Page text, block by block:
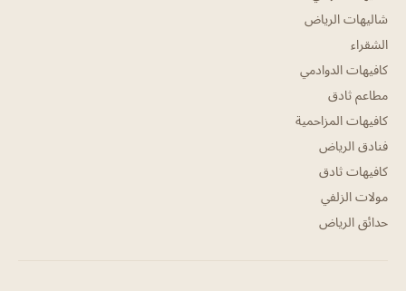
شاليهات الرياض
الشقراء
كافيهات الدوادمي
مطاعم ثادق
كافيهات المزاحمية
فنادق الرياض
كافيهات ثادق
مولات الزلفي
حدائق الرياض